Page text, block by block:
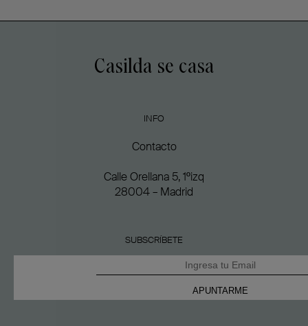
Casilda se casa
INFO
Contacto
Calle Orellana 5, 1ºizq
28004 – Madrid
SUBSCRÍBETE